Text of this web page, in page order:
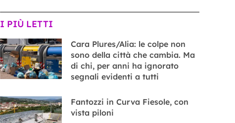
I PIÙ LETTI
Cara Plures/Alia: le colpe non
sono della città che cambia. Ma
di chi, per anni ha ignorato
segnali evidenti a tutti
Fantozzi in Curva Fiesole, con
vista piloni